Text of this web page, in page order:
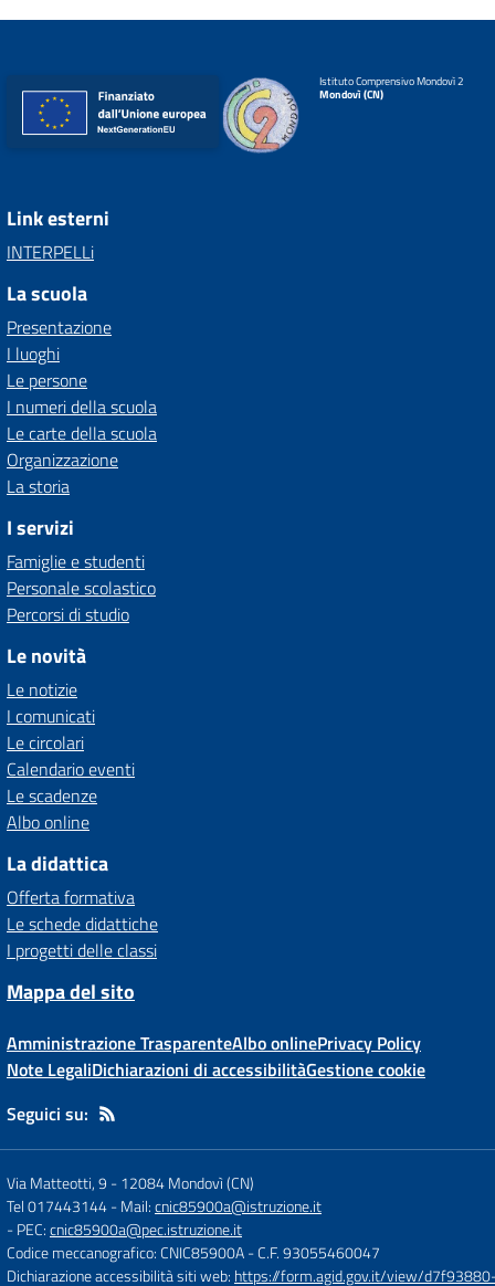
Istituto Comprensivo Mondovì 2
Mondovì (CN)
Link esterni
INTERPELLi
La scuola
Presentazione
I luoghi
Le persone
I numeri della scuola
Le carte della scuola
Organizzazione
La storia
I servizi
Famiglie e studenti
Personale scolastico
Percorsi di studio
Le novità
Le notizie
I comunicati
Le circolari
Calendario eventi
Le scadenze
Albo online
La didattica
Offerta formativa
Le schede didattiche
I progetti delle classi
Mappa del sito
Amministrazione TrasparenteAlbo onlinePrivacy Policy
Note LegaliDichiarazioni di accessibilitàGestione cookie
Seguici su:
Via Matteotti, 9 -12084 Mondovì (CN)
Tel 017443144- Mail:cnic85900a@istruzione.it
- PEC:cnic85900a@pec.istruzione.it
Codice meccanografico: CNIC85900A- C.F. 93055460047
Dichiarazione accessibilità siti web: https://form.agid.gov.it/view/